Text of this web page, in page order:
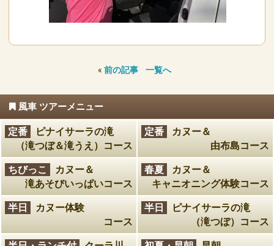
« 前の記事 一覧へ
風車 ツアーメニュー
定番
ピナイサーラの滝
（滝つぼ＆滝うえ）コース
定番
カヌー＆
由布島コース
ちびっこ
カヌー＆
滝あそびいっぱいコース
春夏
カヌー＆
キャニオニング体験コース
半日
カヌー体験
コース
半日
ピナイサーラの滝
（滝つぼ）コース